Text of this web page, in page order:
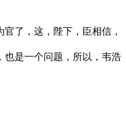
了，这，陛下，臣相信，
也是一个问题，所以，韦浩